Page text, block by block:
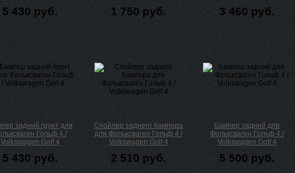
5 430 руб. 1 750 руб. 3 460 руб.
задний грунт для
Гольф 4 /
Volkswagen Golf 4
5 430 руб.
Спойлер заднего бампера
для Фольксваген Гольф 4 /
Volkswagen Golf 4
2 510 руб.
Бампер задний для
Фольксваген Гольф 4 /
Volkswagen Golf 4
5 500 руб.